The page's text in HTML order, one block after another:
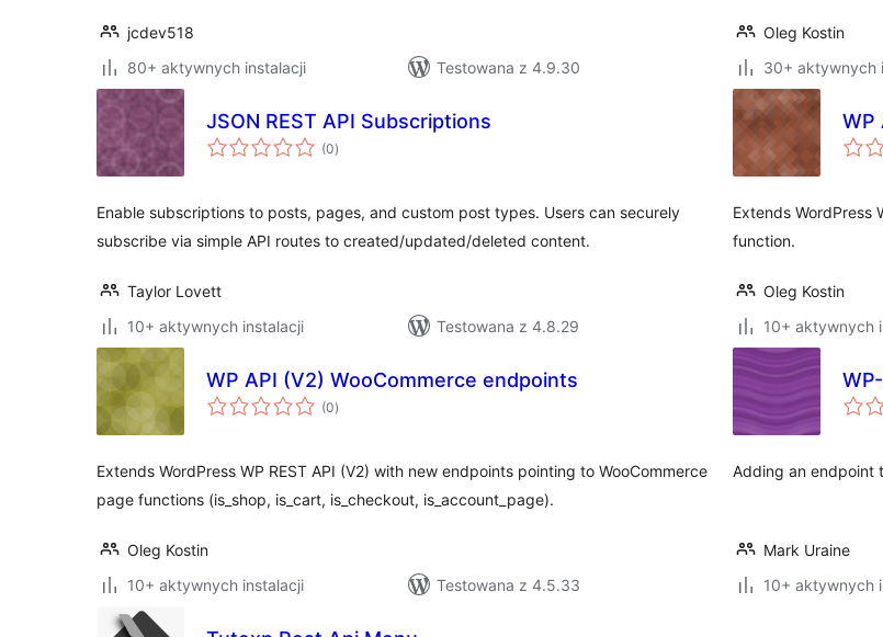
jcdev518
80+ aktywnych instalacji
Testowana z 4.9.30
Oleg Kostin
30+ aktywnych
JSON REST API Subscriptions
(0wszystkich
ocen
)
Enable subscriptions to posts, pages, and custom post types. Users can securely
subscribe via simple API routes to created/updated/deleted content.
Taylor Lovett
10+ aktywnych instalacji
Testowana z 4.8.29
WP
Extends WordPress
function.
Oleg Kostin
10+ aktywnych
WP API (V2) WooCommerce endpoints
(0wszystkich
ocen
)
Extends WordPress WP REST API (V2) with new endpoints pointing to WooCommerce
page functions (is_shop, is_cart, is_checkout, is_account_page).
Oleg Kostin
10+ aktywnych instalacji
Testowana z 4.5.33
Adding an endpoint
Mark Uraine
10+ aktywnych